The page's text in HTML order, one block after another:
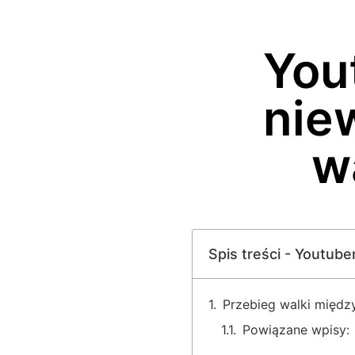
Spis treści -
Przebieg walki
Powiązane wpisy: